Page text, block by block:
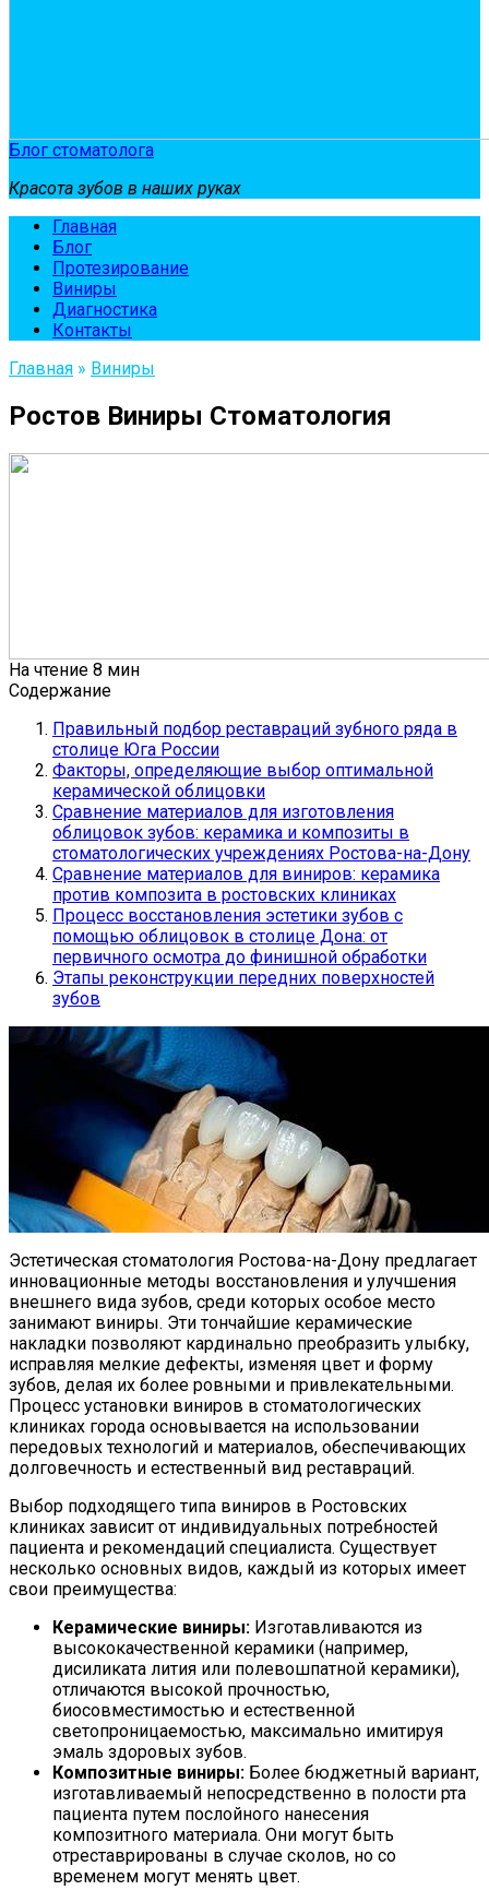
Блог стоматолога
Красота зубов в наших руках
Главная
Блог
Протезирование
Виниры
Диагностика
Контакты
Главная » Виниры
Ростов Виниры Стоматология
На чтение 8 мин
Содержание
Правильный подбор реставраций зубного ряда в
столице Юга России
Факторы, определяющие выбор оптимальной
керамической облицовки
Сравнение материалов для изготовления
облицовок зубов: керамика и композиты в
стоматологических учреждениях Ростова-на-Дону
Сравнение материалов для виниров: керамика
против композита в ростовских клиниках
Процесс восстановления эстетики зубов с
помощью облицовок в столице Дона: от
первичного осмотра до финишной обработки
Этапы реконструкции передних поверхностей
зубов
Эстетическая стоматология Ростова-на-Дону предлагает
инновационные методы восстановления и улучшения
внешнего вида зубов, среди которых особое место
занимают виниры. Эти тончайшие керамические
накладки позволяют кардинально преобразить улыбку,
исправляя мелкие дефекты, изменяя цвет и форму
зубов, делая их более ровными и привлекательными.
Процесс установки виниров в стоматологических
клиниках города основывается на использовании
передовых технологий и материалов, обеспечивающих
долговечность и естественный вид реставраций.
Выбор подходящего типа виниров в Ростовских
клиниках зависит от индивидуальных потребностей
пациента и рекомендаций специалиста. Существует
несколько основных видов, каждый из которых имеет
свои преимущества:
Керамические виниры: Изготавливаются из
высококачественной керамики (например,
дисиликата лития или полевошпатной керамики),
отличаются высокой прочностью,
биосовместимостью и естественной
светопроницаемостью, максимально имитируя
эмаль здоровых зубов.
Композитные виниры: Более бюджетный вариант,
изготавливаемый непосредственно в полости рта
пациента путем послойного нанесения
композитного материала. Они могут быть
отреставрированы в случае сколов, но со
временем могут менять цвет.